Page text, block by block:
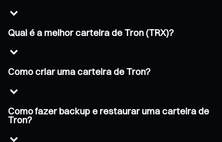
Qual é a melhor carteira de Tron (TRX)?
Como criar uma carteira de Tron?
Como fazer backup e restaurar uma carteira de
Tron?